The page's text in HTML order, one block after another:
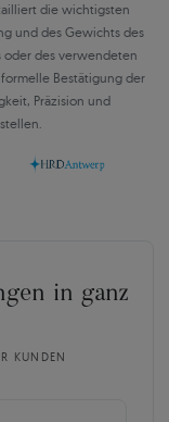
die wichtigsten
und des Gewichts des
oder des verwendeten
Bestätigung der
Präzision und
in ganz
KUNDEN